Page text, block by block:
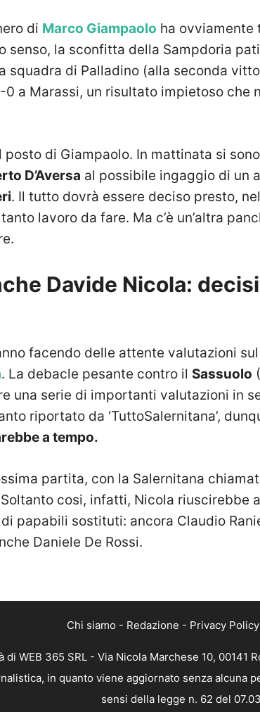
di Marco Giampaolo ha ovviamente
senso, la sconfitta della Sampdoria
squadra di Palladino (alla seconda
a Marassi, un risultato impietoso che
posto di Giampaolo. In mattinata si
D’Aversa al possibile ingaggio di un
. Il tutto dovrà essere deciso presto,
lavoro da fare. Ma c’è un’altra
Davide Nicola:
facendo delle attente valutazioni
. La debacle pesante contro il Sassuolo
una serie di importanti valutazioni in
riportato da ‘TuttoSalernitana’,
a tempo.
partita, con la Salernitana
cosi, infatti, Nicola riuscirebbe
papabili sostituti: ancora Claudio
Daniele De Rossi.
Chi siamo - Redazione - Privacy Policy
WEB 365 SRL - Via Nicola Marchese 10, 00141
in quanto viene aggiornato senza
sensi della legge n. 62 del